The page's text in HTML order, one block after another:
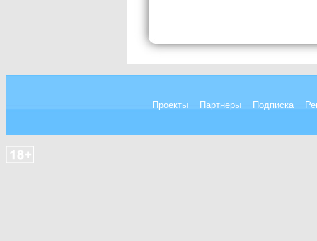
Проекты Партнеры Подписка